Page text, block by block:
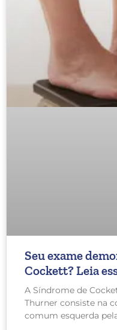
Seu exame
Cockett? Leia
fazer uma
A Síndrome de
Thurner consiste na
comum esquerda